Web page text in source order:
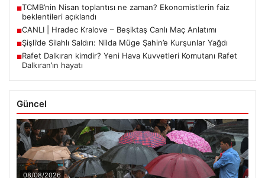
■TCMB’nin Nisan toplantısı ne zaman? Ekonomistlerin faiz
beklentileri açıklandı
■CANLI | Hradec Kralove – Beşiktaş Canlı Maç Anlatımı
■Şişli’de Silahlı Saldırı: Nilda Müge Şahin’e Kurşunlar Yağdı
■Rafet Dalkıran kimdir? Yeni Hava Kuvvetleri Komutanı Rafet
Dalkıran’ın hayatı
Güncel
08/08/2026